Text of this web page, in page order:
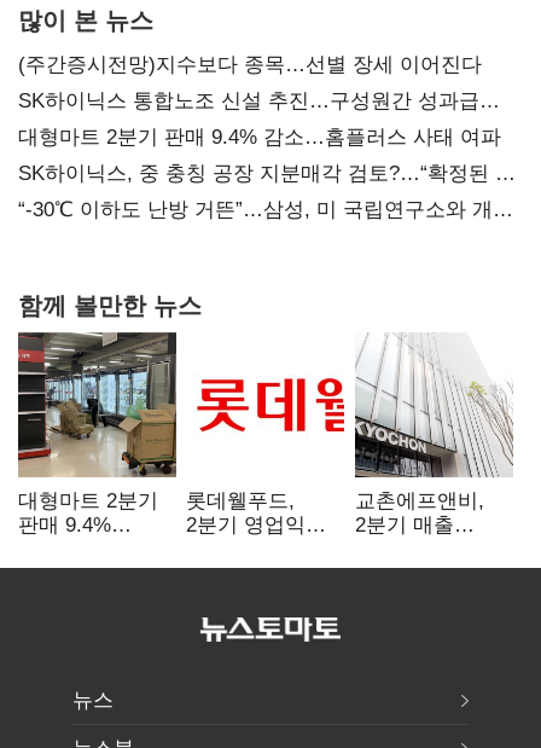
많이 본 뉴스
(주간증시전망)지수보다 종목…선별 장세 이어진다
SK하이닉스 통합노조 신설 추진…구성원간 성과급
불만 확산
대형마트 2분기 판매 9.4% 감소…홈플러스 사태 여파
SK하이닉스, 중 충칭 공장 지분매각 검토?…“확정된 바
없어”
“-30℃ 이하도 난방 거뜬”…삼성, 미 국립연구소와 개발
함께 볼만한 뉴스
대형마트 2분기
판매 9.4%
사태 여파
롯데웰푸드,
2분기 영업익
사업이 실적 견인
교촌에프앤비,
2분기 매출
전년보다 4.9%↑
뉴스